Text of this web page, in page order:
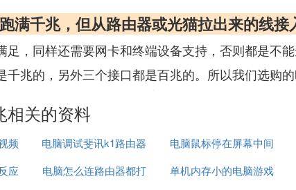
千兆，但从路由器或光猫拉出来的线接
，同样还需要网卡和终端设备支持，否则都是不能
兆的，另外三个接口都是百兆的。所以我们选购的
相关的资料
频 电脑调试斐讯k1路由器
电脑鼠标停在屏幕中间
怎么解决
应
电脑怎么连路由器都打
单机内存小的电脑游戏